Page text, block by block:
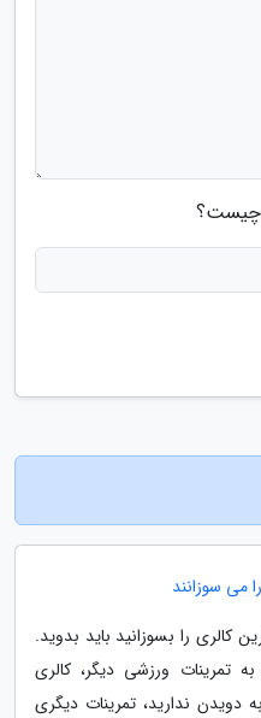
چیست؟
کالری را بسوزانید باید بدوید.
تمرینات ورزشی دیگر، کالری
دویدن ندارید، تمرینات دیگری